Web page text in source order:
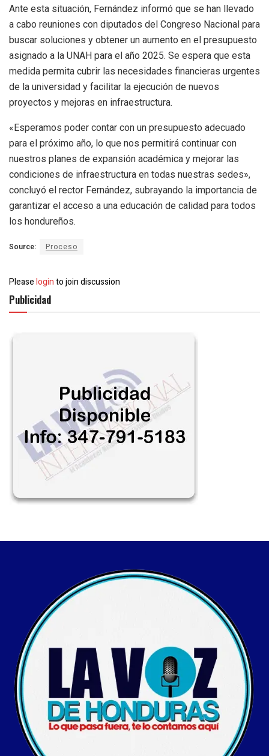
Ante esta situación, Fernández informó que se han llevado
a cabo reuniones con diputados del Congreso Nacional para
buscar soluciones y obtener un aumento en el presupuesto
asignado a la UNAH para el año 2025. Se espera que esta
medida permita cubrir las necesidades financieras urgentes
de la universidad y facilitar la ejecución de nuevos
proyectos y mejoras en infraestructura.
«Esperamos poder contar con un presupuesto adecuado
para el próximo año, lo que nos permitirá continuar con
nuestros planes de expansión académica y mejorar las
condiciones de infraestructura en todas nuestras sedes»,
concluyó el rector Fernández, subrayando la importancia de
garantizar el acceso a una educación de calidad para todos
los hondureños.
Source: Proceso
Pleaseloginto join discussion
Publicidad